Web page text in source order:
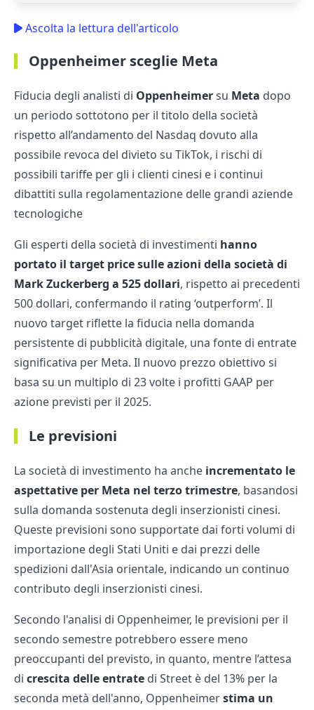
Ascolta la lettura dell'articolo
Oppenheimer sceglie Meta
Fiducia degli analisti di Oppenheimersu Meta dopo
un periodo sottotono per il titolo della società
rispetto all’andamento del Nasdaq dovuto alla
possibile revoca del divieto su TikTok, i rischi di
possibili tariffe per gli i clienti cinesi e i continui
dibattiti sulla regolamentazione delle grandi aziende
tecnologiche
Gli esperti della società di investimenti hanno
portato il target price sulle azioni della società di
Mark Zuckerberg a 525 dollari, rispetto ai precedenti
500 dollari, confermando il rating ‘outperform’. Il
nuovo target riflette la fiducia nella domanda
persistente di pubblicità digitale, una fonte di entrate
significativa per Meta. Il nuovo prezzo obiettivo si
basa su un multiplo di 23 volte i profitti GAAP per
azione previsti per il 2025.
Le previsioni
La società di investimento ha anche incrementato le
aspettative per Meta nel terzo trimestre, basandosi
sulla domanda sostenuta degli inserzionisti cinesi.
Queste previsioni sono supportate dai forti volumi di
importazione degli Stati Uniti e dai prezzi delle
spedizioni dall'Asia orientale, indicando un continuo
contributo degli inserzionisti cinesi.
Secondo l'analisi di Oppenheimer, le previsioni per il
secondo semestre potrebbero essere meno
preoccupanti del previsto, in quanto, mentre l’attesa
di crescita delle entrate di Street è del 13% per la
seconda metà dell'anno, Oppenheimerstima un